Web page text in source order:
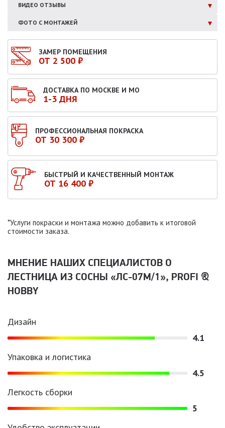
ВИДЕО ОТЗЫВЫ
ФОТО С МОНТАЖЕЙ
ЗАМЕР ПОМЕЩЕНИЯ
ОТ 2 500 ₽
ДОСТАВКА ПО МОСКВЕ И МО
1-3 ДНЯ
ПРОФЕССИОНАЛЬНАЯ ПОКРАСКА
ОТ 30 300 ₽
БЫСТРЫЙ И КАЧЕСТВЕННЫЙ МОНТАЖ
ОТ 16 400 ₽
*Услуги покраски и монтажа можно добавить к итоговой
стоимости заказа.
МНЕНИЕ НАШИХ СПЕЦИАЛИСТОВ O
ЛЕСТНИЦА ИЗ СОСНЫ «ЛС-07М/1», PROFI &
HOBBY
Дизайн
4.1
Упаковка и логистика
4.5
Легкость сборки
5